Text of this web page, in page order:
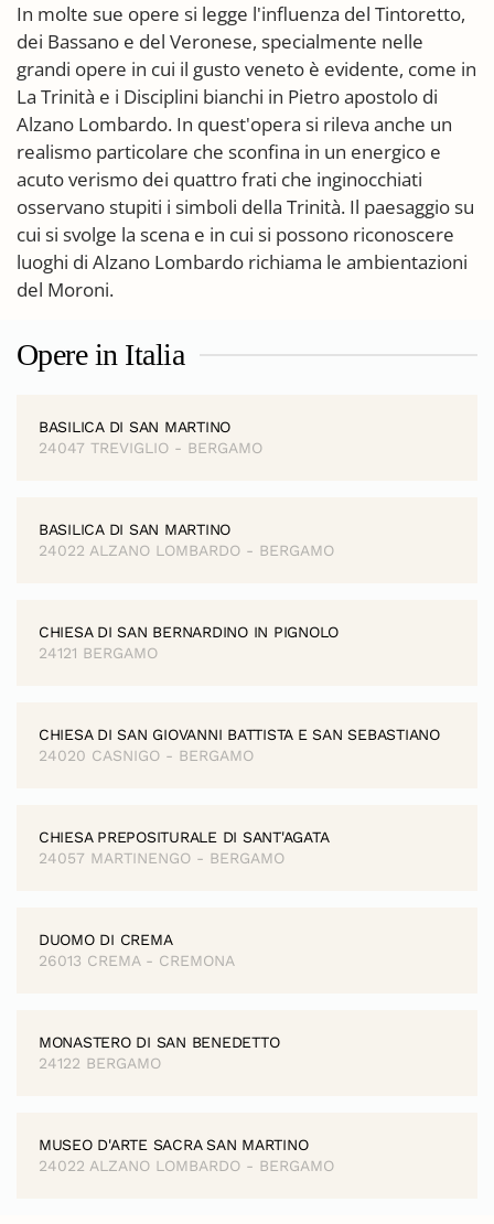
In molte sue opere si legge l'influenza del Tintoretto,
dei Bassano e del Veronese, specialmente nelle
grandi opere in cui il gusto veneto è evidente, come in
La Trinità e i Disciplini bianchi in Pietro apostolo di
Alzano Lombardo. In quest'opera si rileva anche un
realismo particolare che sconfina in un energico e
acuto verismo dei quattro frati che inginocchiati
osservano stupiti i simboli della Trinità. Il paesaggio su
cui si svolge la scena e in cui si possono riconoscere
luoghi di Alzano Lombardo richiama le ambientazioni
del Moroni.
Opere in Italia
BASILICA DI SAN MARTINO
24047 TREVIGLIO - BERGAMO
BASILICA DI SAN MARTINO
24022 ALZANO LOMBARDO - BERGAMO
CHIESA DI SAN BERNARDINO IN PIGNOLO
24121 BERGAMO
CHIESA DI SAN GIOVANNI BATTISTA E SAN SEBASTIANO
24020 CASNIGO - BERGAMO
CHIESA PREPOSITURALE DI SANT'AGATA
24057 MARTINENGO - BERGAMO
DUOMO DI CREMA
26013 CREMA - CREMONA
MONASTERO DI SAN BENEDETTO
24122 BERGAMO
MUSEO D'ARTE SACRA SAN MARTINO
24022 ALZANO LOMBARDO - BERGAMO